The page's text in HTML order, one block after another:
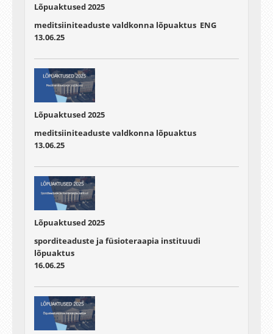
Lõpuaktused 2025
meditsiiniteaduste valdkonna lõpuaktus ENG
13.06.25
Lõpuaktused 2025
meditsiiniteaduste valdkonna lõpuaktus
13.06.25
Lõpuaktused 2025
sporditeaduste ja füsioteraapia instituudi
lõpuaktus
16.06.25